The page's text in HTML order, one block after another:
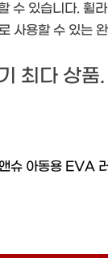
수 있습니다. 휠
사용할 수 있는
최다 상품.
슈 아동용 EVA